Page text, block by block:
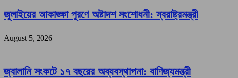
জুলাইয়ের আকাঙ্ক্ষা পূরণে অষ্টাদশ সংশোধনী: স্বরাষ্ট্রমন্ত্রী
August 5, 2026
জ্বালানি সংকটে ১৭ বছরের অব্যবস্থাপনা: বাণিজ্যমন্ত্রী